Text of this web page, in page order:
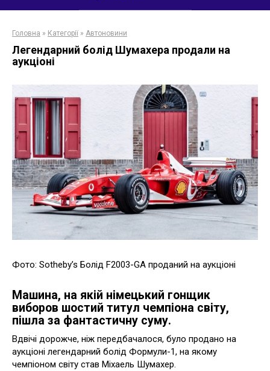
Головна » Категорії » Автоновини
Легендарний болід Шумахера продали на
аукціоні
Фото: Sotheby’s Болід F2003-GA проданий на аукціоні
Машина, на якій німецький гонщик
виборов шостий титул чемпіона світу,
пішла за фантастичну суму.
Вдвічі дорожче, ніж передбачалося, було продано на
аукціоні легендарний болід Формули-1, на якому
чемпіоном світу став Міхаель Шумахер.